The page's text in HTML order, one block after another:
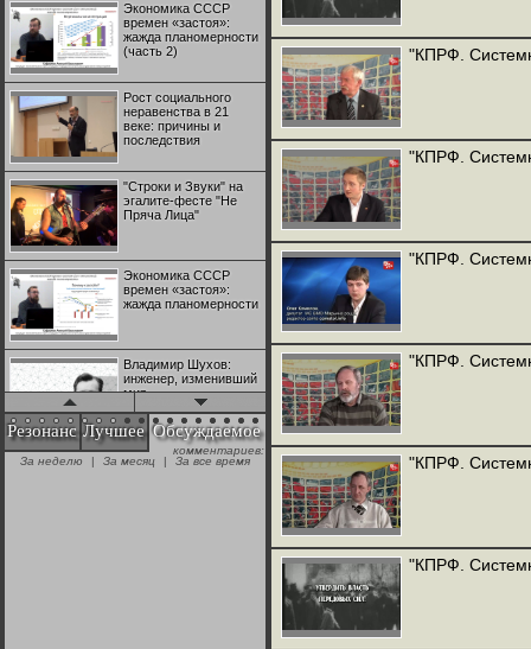
Экономика СССР
времен «застоя»:
жажда планомерности
(часть 2)
Рост социального
неравенства в 21
веке: причины и
последствия
"Строки и Звуки" на
эгалите-фесте "Не
Пряча Лица"
Экономика СССР
времен «застоя»:
жажда планомерности
Владимир Шухов:
инженер, изменивший
мир
"Аркадий Коц" на
эгалите-фесте "Не
Резонанс Лучшее Обсуждаемое
комментариев:
За неделю
| За месяц | За все время
"КПРФ.
"КПРФ.
"КПРФ.
"КПРФ.
"КПРФ.
"КПРФ.